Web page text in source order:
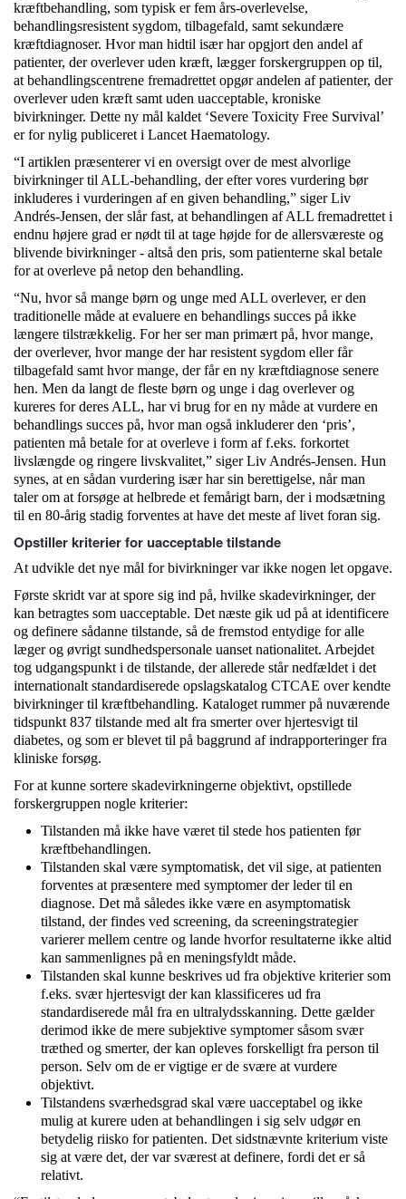
kræftbehandling, som typisk er fem års-overlevelse,
behandlingsresistent sygdom, tilbagefald, samt sekundære
kræftdiagnoser. Hvor man hidtil især har opgjort den andel af
patienter, der overlever uden kræft, lægger forskergruppen op til,
at behandlingscentrene fremadrettet opgør andelen af patienter, der
overlever uden kræft samt uden uacceptable, kroniske
bivirkninger. Dette ny mål kaldet ‘Severe Toxicity Free Survival’
er for nylig publiceret i Lancet Haematology.
“I artiklen præsenterer vi en oversigt over de mest alvorlige
bivirkninger til ALL-behandling, der efter vores vurdering bør
inkluderes i vurderingen af en given behandling,” siger Liv
Andrés-Jensen, der slår fast, at behandlingen af ALL fremadrettet i
endnu højere grad er nødt til at tage højde for de allersværeste og
blivende bivirkninger - altså den pris, som patienterne skal betale
for at overleve på netop den behandling.
“Nu, hvor så mange børn og unge med ALL overlever, er den
traditionelle måde at evaluere en behandlings succes på ikke
længere tilstrækkelig. For her ser man primært på, hvor mange,
der overlever, hvor mange der har resistent sygdom eller får
tilbagefald samt hvor mange, der får en ny kræftdiagnose senere
hen. Men da langt de fleste børn og unge i dag overlever og
kureres for deres ALL, har vi brug for en ny måde at vurdere en
behandlings succes på, hvor man også inkluderer den ‘pris’,
patienten må betale for at overleve i form af f.eks. forkortet
livslængde og ringere livskvalitet,” siger Liv Andrés-Jensen. Hun
synes, at en sådan vurdering især har sin berettigelse, når man
taler om at forsøge at helbrede et femårigt barn, der i modsætning
til en 80-årig stadig forventes at have det meste af livet foran sig.
Opstiller kriterier for uacceptable tilstande
At udvikle det nye mål for bivirkninger var ikke nogen let opgave.
Første skridt var at spore sig ind på, hvilke skadevirkninger, der
kan betragtes som uacceptable. Det næste gik ud på at identificere
og definere sådanne tilstande, så de fremstod entydige for alle
læger og øvrigt sundhedspersonale uanset nationalitet. Arbejdet
tog udgangspunkt i de tilstande, der allerede står nedfældet i det
internationalt standardiserede opslagskatalog CTCAE over kendte
bivirkninger til kræftbehandling. Kataloget rummer på nuværende
tidspunkt 837 tilstande med alt fra smerter over hjertesvigt til
diabetes, og som er blevet til på baggrund af indrapporteringer fra
kliniske forsøg.
For at kunne sortere skadevirkningerne objektivt, opstillede
forskergruppen nogle kriterier:
Tilstanden må ikke have været til stede hos patienten før
kræftbehandlingen.
Tilstanden skal være symptomatisk, det vil sige, at patienten
forventes at præsentere med symptomer der leder til en
diagnose. Det må således ikke være en asymptomatisk
tilstand, der findes ved screening, da screeningstrategier
varierer mellem centre og lande hvorfor resultaterne ikke altid
kan sammenlignes på en meningsfyldt måde.
Tilstanden skal kunne beskrives ud fra objektive kriterier som
f.eks. svær hjertesvigt der kan klassificeres ud fra
standardiserede mål fra en ultralydsskanning. Dette gælder
derimod ikke de mere subjektive symptomer såsom svær
træthed og smerter, der kan opleves forskelligt fra person til
person. Selv om de er vigtige er de svære at vurdere
objektivt.
Tilstandens sværhedsgrad skal være uacceptabel og ikke
mulig at kurere uden at behandlingen i sig selv udgør en
betydelig riisko for patienten. Det sidstnævnte kriterium viste
sig at være det, der var sværest at definere, fordi det er så
relativt.